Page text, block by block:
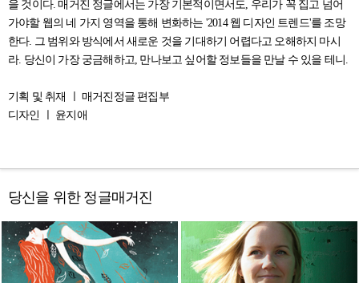
을 것이다. 매거진 정글에서는 가장 기본적이면서도, 우리가 꼭 집고 넘어
가야할 웹의 네 가지 영역을 통해 변화하는 '2014 웹 디자인 트렌드'를 조망
한다. 그 범위와 방식에서 새로운 것을 기대하기 어렵다고 오해하지 마시
라. 당신이 가장 궁금해하고, 만나보고 싶어할 정보들을 만날 수 있을 테니.
기획 및 취재 ㅣ 매거진정글 편집부
디자인 ㅣ 윤지애
당신을 위한 정글매거진